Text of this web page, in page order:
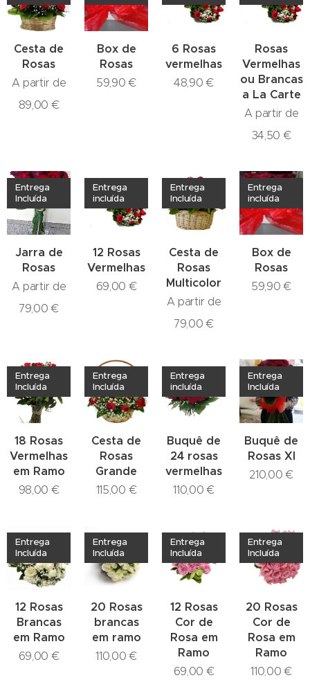
Cesta de
Rosas
A partir de
89,00 €
Box de
Rosas
59,90 €
6 Rosas
vermelhas
48,90 €
Rosas
Vermelhas
ou Brancas
a La Carte
A partir de
34,50 €
Jarra de
Rosas
Entrega
Incluída
A partir de
79,00 €
12 Rosas
Vermelhas
Entrega
incluída
69,00 €
Cesta de
Rosas
Multicolor
Entrega
Incluída
A partir de
79,00 €
Box de
Rosas
Entrega
incluída
59,90 €
18 Rosas
Vermelhas
em Ramo
Entrega
Incluída
98,00 €
Cesta de
Rosas
Grande
Entrega
Incluída
115,00 €
Buquê de
24 rosas
vermelhas
Entrega
incluída
110,00 €
Buquê de
Rosas Xl
Entrega
Incluída
210,00 €
12 Rosas
Brancas
em Ramo
Entrega
Incluída
69,00 €
20 Rosas
brancas
em ramo
Entrega
Incluída
110,00 €
12 Rosas
Cor de
Rosa em
Ramo
Entrega
Incluída
69,00 €
20 Rosas
Cor de
Rosa em
Ramo
Entrega
Incluída
110,00 €